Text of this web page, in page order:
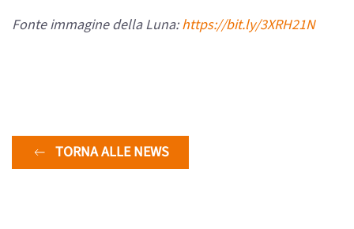
Fonte immagine della Luna:https://bit.ly/3XRH21N
TORNA ALLE NEWS